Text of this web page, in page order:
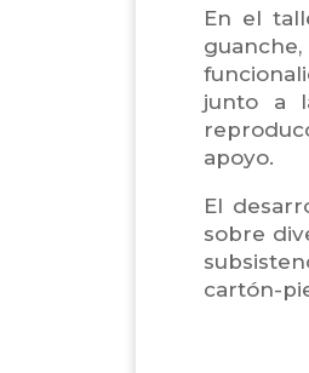
En el
junto a
apoyo.
El
sobre
cartón-